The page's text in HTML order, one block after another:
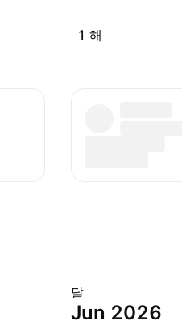
1 해
달
Jun 2026